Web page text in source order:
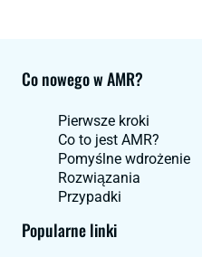
Co nowego w AMR?
Pierwsze kroki
Co to jest AMR?
Pomyślne wdrożenie
Rozwiązania
Przypadki
Popularne linki